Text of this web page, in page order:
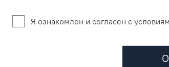
Я ознакомлен и согласен c